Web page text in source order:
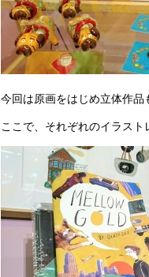
今回は原画をはじめ立体作
ここで、それぞれのイラス